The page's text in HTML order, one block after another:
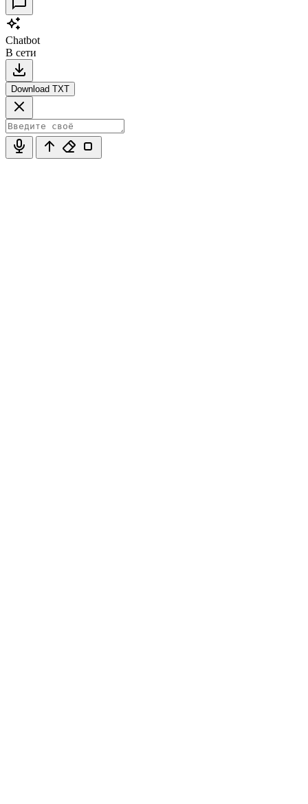
Chatbot
В сети
Download TXT